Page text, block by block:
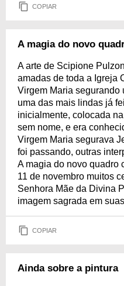
COPIAR
A magia do novo
A arte de Scipione
amadas de toda a Igreja
Virgem Maria segurando
uma das mais lindas já
inicialmente, colocada
sem nome, e era
Virgem Maria segurava
foi passando, outras
A magia do novo quadro
11 de novembro muitos
Senhora Mãe da Divina
imagem sagrada em
COPIAR
Ainda sobre a pintura